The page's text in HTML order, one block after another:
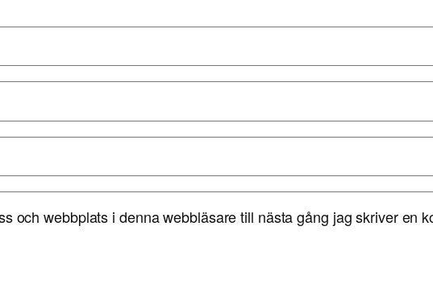
och webbplats i denna webbläsare till nästa gång jag skriver en